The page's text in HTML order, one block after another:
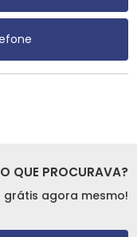
QUE PROCURAVA?
grátis agora mesmo!